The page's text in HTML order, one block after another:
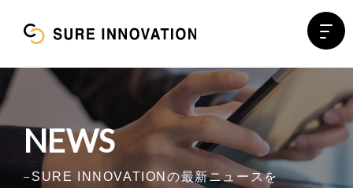
NEWS
SURE INNOVATIONの最新ニュースを